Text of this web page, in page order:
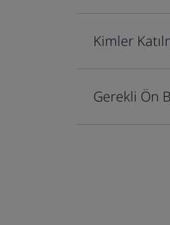
Kimler
Gerekli Ön